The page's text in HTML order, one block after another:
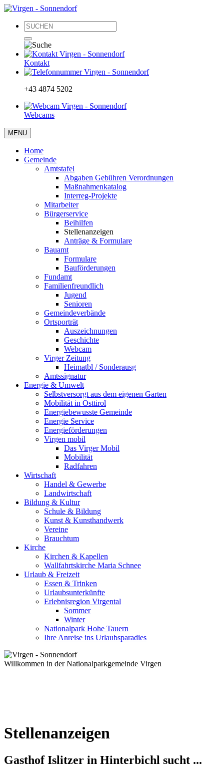
Kontakt
+43 4874 5202
Webcams
MENU
Home
Gemeinde
Amtstafel
Abgaben Gebühren Verordnungen
Maßnahmenkatalog
Interreg-Projekte
Mitarbeiter
Bürgerservice
Beihilfen
Stellenanzeigen
Anträge & Formulare
Bauamt
Formulare
Bauförderungen
Fundamt
Familienfreundlich
Jugend
Senioren
Gemeindeverbände
Ortsporträt
Auszeichnungen
Geschichte
Webcam
Virger Zeitung
Heimatbl / Sonderausg
Amtssignatur
Energie & Umwelt
Selbstversorgt aus dem eigenen Garten
Mobilität in Osttirol
Energiebewusste Gemeinde
Energie Service
Energieförderungen
Virgen mobil
Das Virger Mobil
Mobilität
Radfahren
Wirtschaft
Handel & Gewerbe
Landwirtschaft
Bildung & Kultur
Schule & Bildung
Kunst & Kunsthandwerk
Vereine
Brauchtum
Kirche
Kirchen & Kapellen
Wallfahrtskirche Maria Schnee
Urlaub & Freizeit
Essen & Trinken
Urlaubsunterkünfte
Erlebnisregion Virgental
Sommer
Winter
Nationalpark Hohe Tauern
Ihre Anreise ins Urlaubsparadies
Willkommen in der Nationalparkgemeinde Virgen
Stellenanzeigen
Gasthof Islitzer in Hinterbichl sucht ...